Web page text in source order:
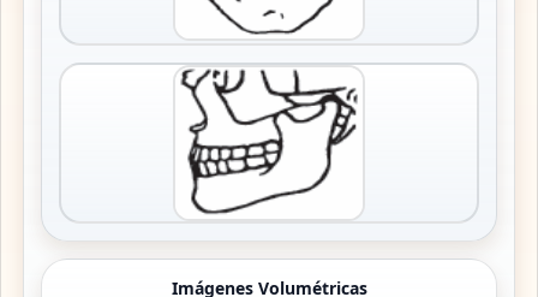
Imágenes Volumétricas